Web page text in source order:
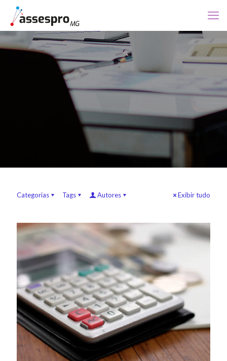
Categorias Tags Autores Exibir tudo